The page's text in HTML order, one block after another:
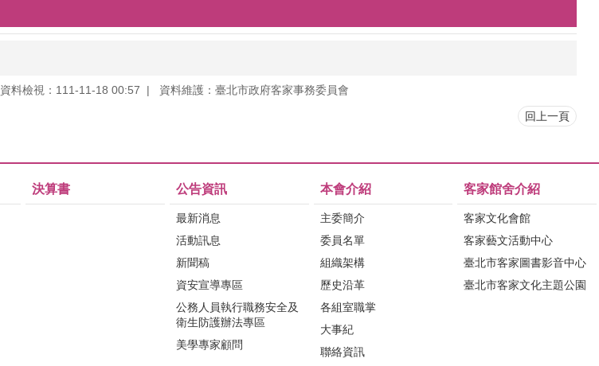
資料檢視：111-11-18 00:57 資料維護：臺北市政府客家事務委員會
回上一頁
決算書 公告資訊
最新消息
活動訊息
新聞稿
資安宣導專區
公務人員執行職務安全及
衛生防護辦法專區
美學專家顧問
本會介紹
主委簡介
委員名單
組織架構
歷史沿革
各組室職掌
大事紀
聯絡資訊
客家館舍介紹
客家文化會館
客家藝文活動中心
臺北市客家圖書影音中心
臺北市客家文化主題公園